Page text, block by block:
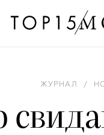
ЖУРНАЛ /